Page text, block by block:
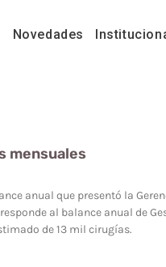
Novedades
mensuales
anual que presentó la
al balance anual de
de 13 mil cirugías.